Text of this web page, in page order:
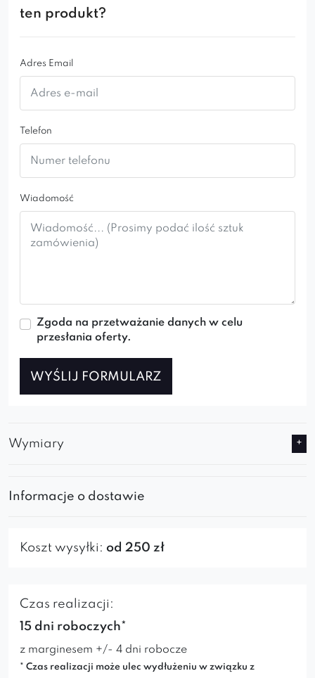
sprawia, że jest to doskonały wybór dla osób
ten produkt?
Adres Email
Telefon
Wiadomość
Zgoda na przetważanie danych w celu
przesłania oferty.
WYŚLIJ FORMULARZ
Wymiary
Informacje o dostawie
Koszt wysyłki: od 250 zł
Czas realizacji:
15 dni roboczych*
z marginesem +/- 4 dni robocze
* Czas realizacji może ulec wydłużeniu w związku z